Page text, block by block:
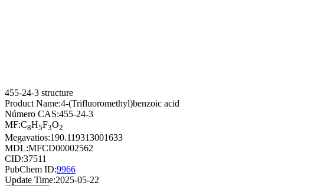
455-24-3 structure
Product Name:4-(Trifluoromethyl)benzoic acid
Número CAS:455-24-3
MF:C8H5F3O2
Megavatios:190.119313001633
MDL:MFCD00002562
CID:37511
PubChem ID:9966
Update Time:2025-05-22